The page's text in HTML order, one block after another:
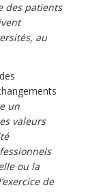
des patients
au
un
valeurs
ou la
de